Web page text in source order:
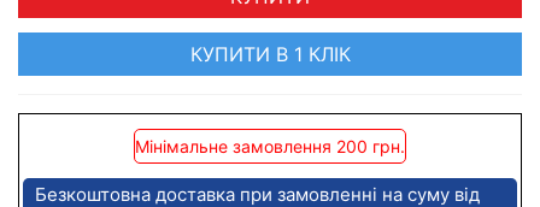
КУПИТИ В 1 КЛІК
Мінімальне замовлення 200 грн.
Безкоштовна доставка при замовленні на суму від